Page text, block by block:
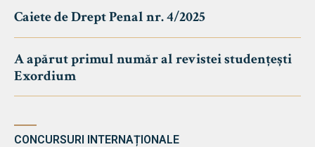
Caiete de Drept Penal nr. 4/2025
A apărut primul număr al revistei studențești
Exordium
CONCURSURI INTERNAȚIONALE